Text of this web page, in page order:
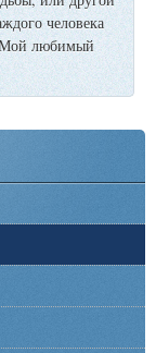
человека
любимый